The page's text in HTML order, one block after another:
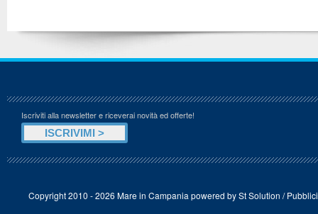
Iscriviti alla newsletter e riceverai novità ed offerte!
Copyright 2010 - 2026 Mare in Campania powered bySt Solution /